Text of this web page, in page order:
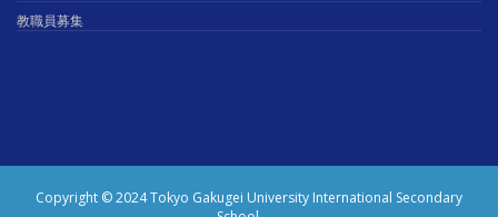
教職員募集
Copyright © 2024 Tokyo Gakugei University International Secondary